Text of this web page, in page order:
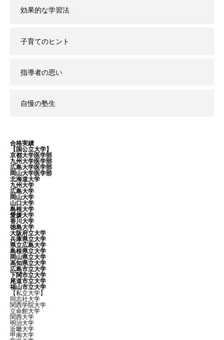
効果的な学習法
子育てのヒント
指導者の思い
自慢の塾生
合格実績
【国公立大学】
京都大学医学部
九州大学医学部
広島大学医学部
岡山大学医学部
北海道大学
九州大学
広島大学
岡山大学
山口大学
島根大学
愛媛大学
香川大学
徳島大学
大阪府立大学
兵庫県立大学
県立広島大学
島根県立大学
岡山県立大学
高知県立大学
広島市立大学
下関市立大学
尾道市立大学
福山市立大学
【私立大学】
同志社大学
関西学院大学
立命館大学
関西大学
明治大学
近畿大学
甲南大学